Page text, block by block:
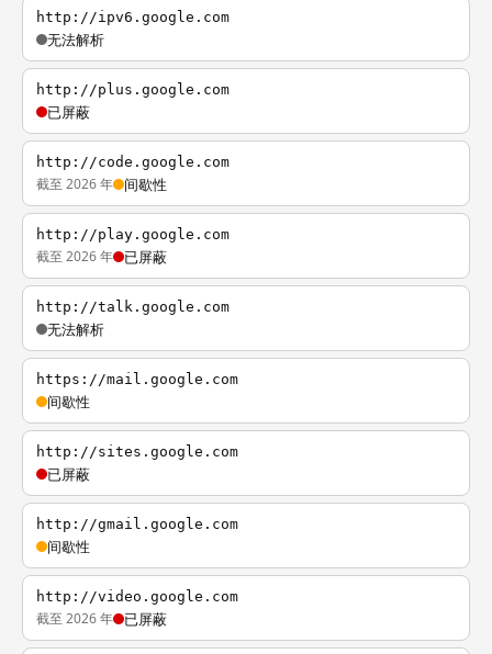
http://ipv6.google.com
无法解析
http://plus.google.com
已屏蔽
http://code.google.com
截至 2026 年 间歇性
http://play.google.com
截至 2026 年 已屏蔽
http://talk.google.com
无法解析
https://mail.google.com
间歇性
http://sites.google.com
已屏蔽
http://gmail.google.com
间歇性
http://video.google.com
截至 2026 年 已屏蔽